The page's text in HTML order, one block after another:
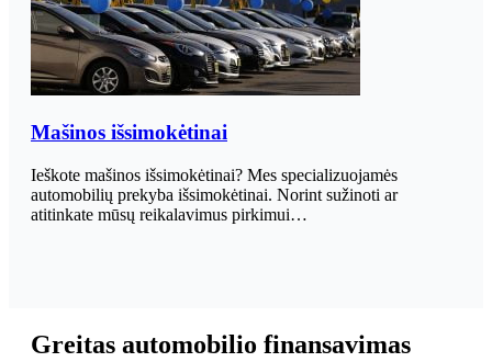
Mašinos išsimokėtinai
Ieškote mašinos išsimokėtinai? Mes specializuojamės
automobilių prekyba išsimokėtinai. Norint sužinoti ar
atitinkate mūsų reikalavimus pirkimui…
Greitas automobilio finansavimas